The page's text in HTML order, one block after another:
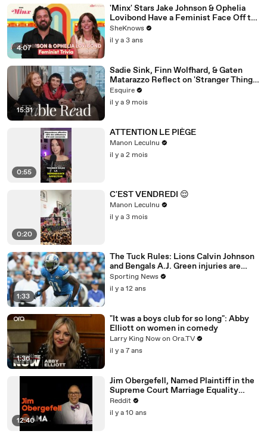
4:07
'Minx' Stars Jake Johnson & Ophelia
Lovibond Have a Feminist Face Off to
Celebrate Season 2
SheKnows
il y a 3 ans
15:31
Sadie Sink, Finn Wolfhard, & Gaten
Matarazzo Reflect on 'Stranger Things'
| Table Read | Esquire
Esquire
il y a 9 mois
0:55
ATTENTION LE PIÈGE
Manon Leculnu
il y a 2 mois
0:20
C'EST VENDREDI 😌
Manon Leculnu
il y a 3 mois
1:33
The Tuck Rules: Lions Calvin Johnson
and Bengals A.J. Green injuries are
significant
Sporting News
il y a 12 ans
1:36
"It was a boys club for so long": Abby
Elliott on women in comedy
Larry King Now on Ora.TV
il y a 7 ans
12:40
Jim Obergefell, Named Plaintiff in the
Supreme Court Marriage Equality
Case, Ask Me Anything!
Reddit
il y a 10 ans